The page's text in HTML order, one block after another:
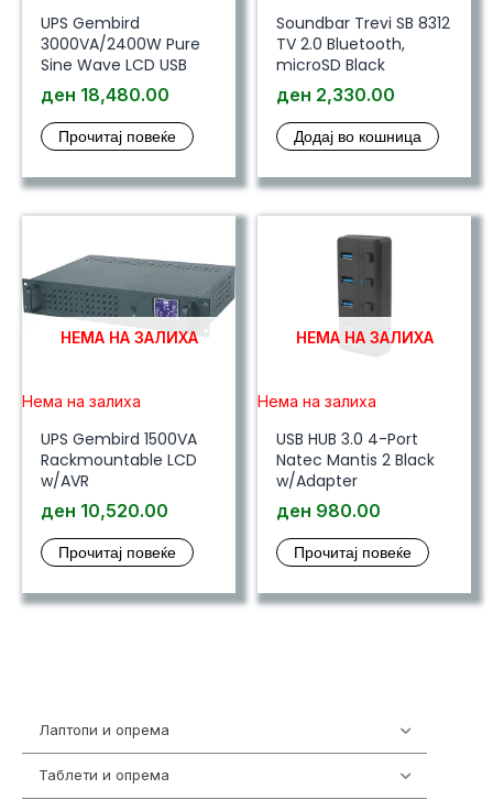
Лаптопи и опрема
Таблети и опрема
UPS Gembird
3000VA/2400W Pure
Sine Wave LCD USB
ден 18,480.00
Прочитај повеќе
Soundbar Trevi SB 8312
TV 2.0 Bluetooth,
microSD Black
ден 2,330.00
Додај во кошница
НЕМА НА ЗАЛИХА
Нема на залиха
UPS Gembird 1500VA
Rackmountable LCD
w/AVR
ден 10,520.00
Прочитај повеќе
НЕМА НА ЗАЛИХА
Нема на залиха
USB HUB 3.0 4-Port
Natec Mantis 2 Black
w/Adapter
ден 980.00
Прочитај повеќе